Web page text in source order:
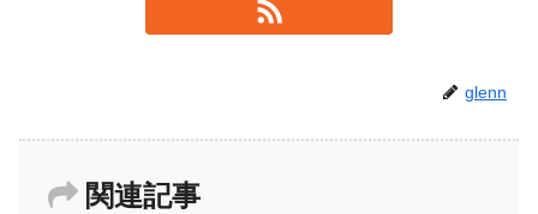
glenn
関連記事